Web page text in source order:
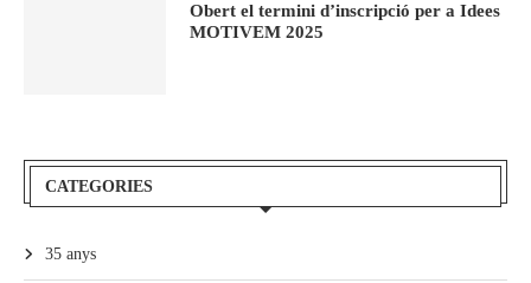
Obert el termini d’inscripció per a Idees
MOTIVEM 2025
CATEGORIES
35 anys